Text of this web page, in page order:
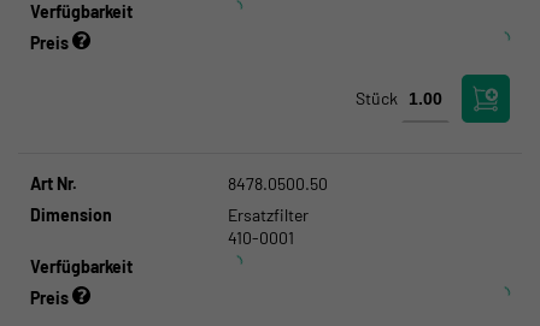
Verfügbarkeit
Preis
Stück
Art Nr.
8478.0500.50
Dimension
Ersatzfilter
410-0001
Verfügbarkeit
Preis